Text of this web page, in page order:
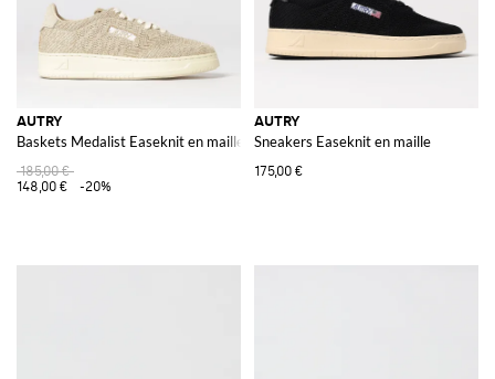
AUTRY
Baskets Medalist Easeknit en maille crochet
185,00 €
148,00 €
-20%
AUTRY
Sneakers Easeknit en maille
175,00 €